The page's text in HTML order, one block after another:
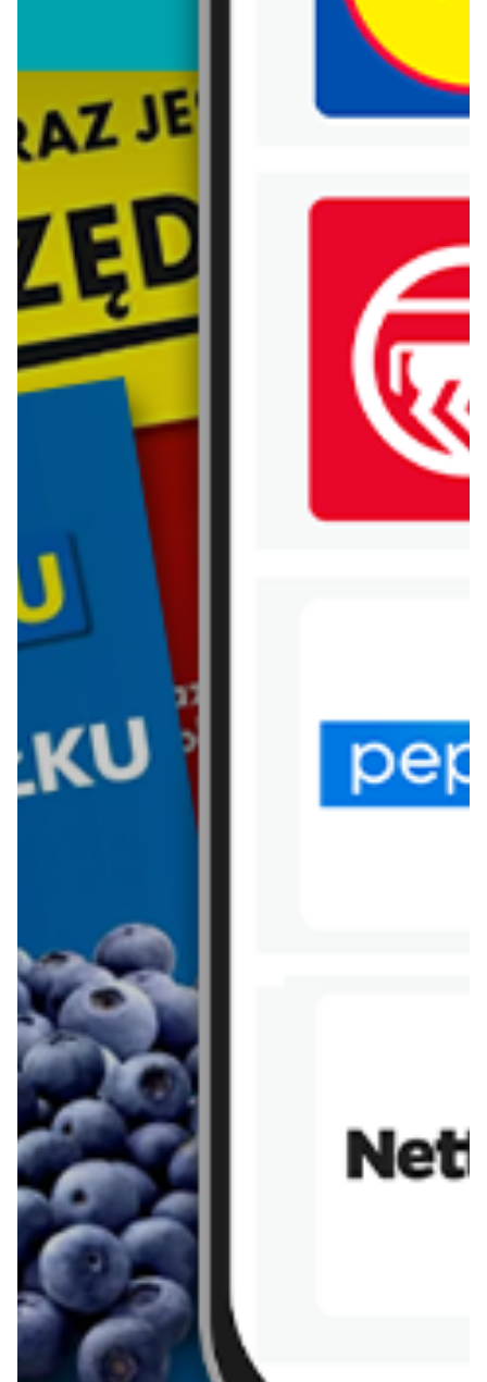
Zobacz aktualne gazetki Blix!
Deichmann
Półbuty damskie
aktualna
eobuwie.pl
Do -35% przy zakupie min. 2 rzeczy
WIĘCEJ GAZETEK